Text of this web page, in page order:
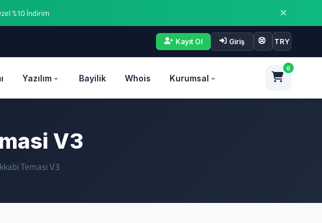
%10 İndirim
Kayıt Ol Giriş TRY
Yazılım Bayilik Whois Kurumsal
0
V3
Temasi V3